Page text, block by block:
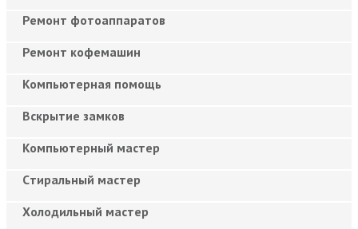
Ремонт фотоаппаратов
Ремонт кофемашин
Компьютерная помощь
Вскрытие замков
Компьютерный мастер
Cтиральный мастер
Холодильный мастер